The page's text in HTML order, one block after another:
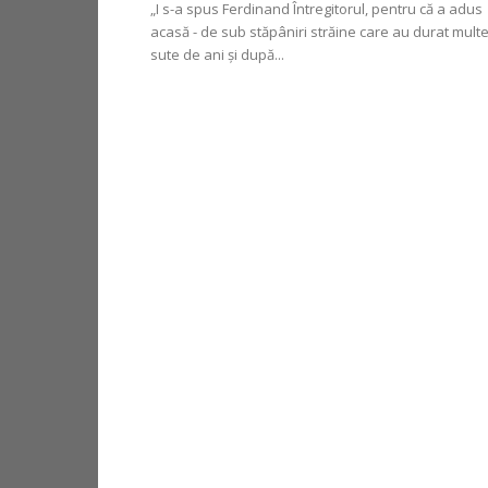
„I s-a spus Ferdinand Întregitorul, pentru că a adus
acasă - de sub stăpâniri străine care au durat multe
sute de ani și după...